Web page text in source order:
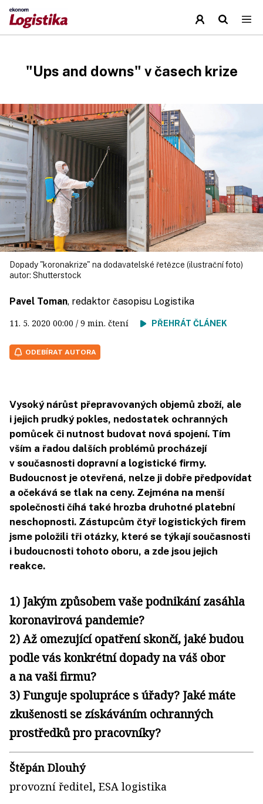
"Ups and downs" v časech krize
Dopady "koronakrize" na dodavatelské řetězce (ilustrační foto)
autor: Shutterstock
Pavel Toman, redaktor časopisu Logistika
11. 5. 2020 00:00 / 9 min. čtení PŘEHRÁT ČLÁNEK
ODEBÍRAT AUTORA
Vysoký nárůst přepravovaných objemů zboží, ale
i jejich prudký pokles, nedostatek ochranných
pomůcek či nutnost budovat nová spojení. Tím
vším a řadou dalších problémů procházejí
v současnosti dopravní a logistické firmy.
Budoucnost je otevřená, nelze ji dobře předpovídat
a očekává se tlak na ceny. Zejména na menší
společnosti číhá také hrozba druhotné platební
neschopnosti. Zástupcům čtyř logistických firem
jsme položili tři otázky, které se týkají současnosti
i budoucnosti tohoto oboru, a zde jsou jejich
reakce.
1) Jakým způsobem vaše podnikání zasáhla
koronavirová pandemie?
2) Až omezující opatření skončí, jaké budou
podle vás konkrétní dopady na váš obor
a na vaši firmu?
3) Funguje spolupráce s úřady? Jaké máte
zkušenosti se získáváním ochranných
prostředků pro pracovníky?
Štěpán Dlouhý
provozní ředitel, ESA logistika